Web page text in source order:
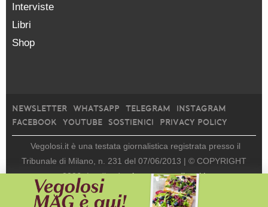
Interviste
Libri
Shop
NEWSLETTER WHATSAPP TELEGRAM
INSTAGRAM
FACEBOOK
YOUTUBE SOSTIENICI PRIVACY POLICY
Vegolosi.it è una testata giornalistica registrata presso il
Tribunale di Milano, n. 231 del 07/06/2013 | © COPYRIGHT
2026 | edito da viceversa media srl |